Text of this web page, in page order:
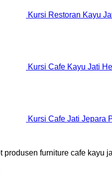
Kursi Restoran Kayu
Kursi Cafe Kayu Jati
Kursi Cafe Jati Jepara
produsen furniture cafe kayu